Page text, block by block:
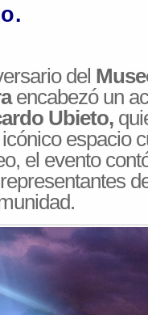
del
encabezó un
Ubieto,
espacio
el evento